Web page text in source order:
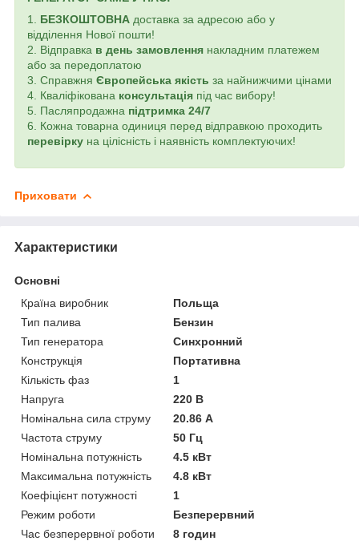
1. БЕЗКОШТОВНА доставка за адресою або у
відділення Нової пошти!
2. Відправка в день замовлення накладним платежем
або за передоплатою
3. Справжня Європейська якість за найнижчими цінами
4. Кваліфікована консультація під час вибору!
5. Пасляпродажна підтримка 24/7
6. Кожна товарна одиниця перед відправкою проходить
перевірку на цілісність і наявність комплектуючих!
Приховати
Характеристики
Основні
Країна виробник
Польща
Тип палива
Бензин
Тип генератора
Синхронний
Конструкція
Портативна
Кількість фаз
1
Напруга
220 В
Номінальна сила струму
20.86 А
Частота струму
50 Гц
Номінальна потужність
4.5 кВт
Максимальна потужність
4.8 кВт
Коефіцієнт потужності
1
Режим роботи
Безперервний
Час безперервної роботи
8 годин